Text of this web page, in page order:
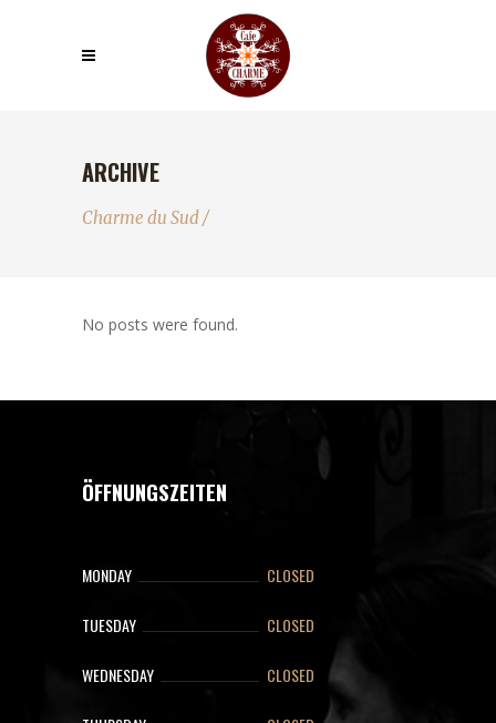
ARCHIVE
Charme du Sud/
No posts were found.
ÖFFNUNGSZEITEN
MONDAY CLOSED
TUESDAY CLOSED
WEDNESDAY CLOSED